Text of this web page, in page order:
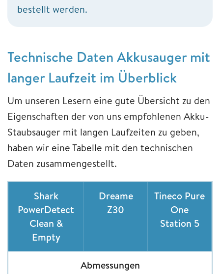
bestellt werden.
Technische Daten Akkusauger mit
langer Laufzeit im Überblick
Um unseren Lesern eine gute Übersicht zu den
Eigenschaften der von uns empfohlenen Akku-
Staubsauger mit langen Laufzeiten zu geben,
haben wir eine Tabelle mit den technischen
Daten zusammengestellt.
Shark
PowerDetect
Clean &
Empty
Dreame
Z30
Tineco Pure
One
Station 5
Abmessungen